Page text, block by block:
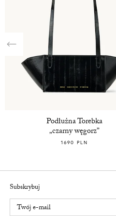
Podłużna Torebka
„czarny węgorz”
1690 PLN
Subskrybuj
Twój e-mail